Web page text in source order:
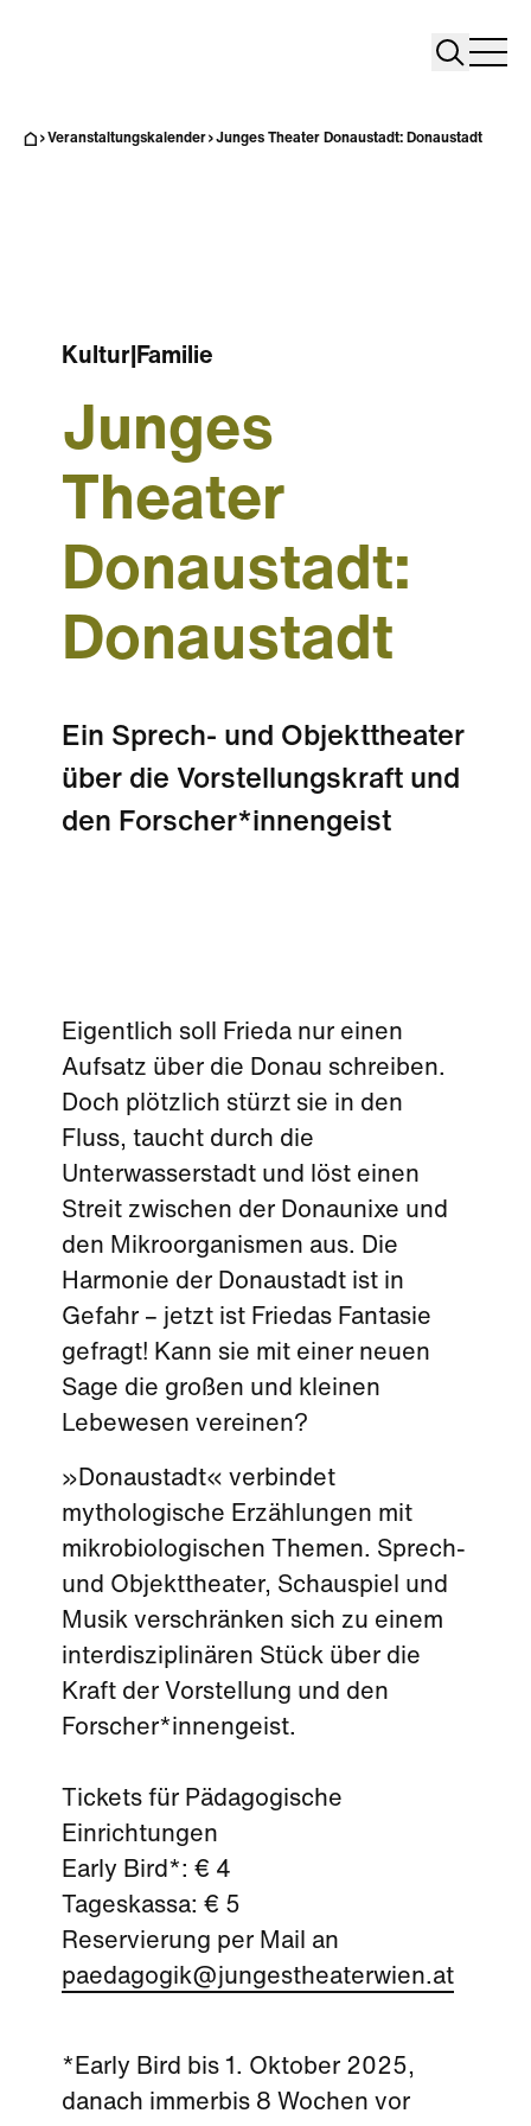
Search
Veranstaltungskalender Junges Theater Donaustadt: Donaustadt
Kultur Familie
Junges
Theater
Donaustadt:
Donaustadt
Ein Sprech- und Objekttheater
über die Vorstellungskraft und
den Forscher*innengeist
Eigentlich soll Frieda nur einen
Aufsatz über die Donau schreiben.
Doch plötzlich stürzt sie in den
Fluss, taucht durch die
Unterwasserstadt und löst einen
Streit zwischen der Donaunixe und
den Mikroorganismen aus. Die
Harmonie der Donaustadt ist in
Gefahr – jetzt ist Friedas Fantasie
gefragt! Kann sie mit einer neuen
Sage die großen und kleinen
Lebewesen vereinen?
»Donaustadt« verbindet
mythologische Erzählungen mit
mikrobiologischen Themen. Sprech-
und Objekttheater, Schauspiel und
Musik verschränken sich zu einem
interdisziplinären Stück über die
Kraft der Vorstellung und den
Forscher*innengeist.
Tickets für Pädagogische
Einrichtungen
Early Bird*: € 4
Tageskassa: € 5
Reservierung per Mail an
paedagogik@jungestheaterwien.at
*Early Bird bis 1. Oktober 2025,
danach immerbis 8 Wochen vor